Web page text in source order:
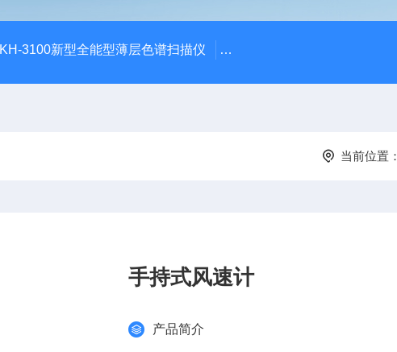
KH-3100新型全能型薄层色谱扫描仪 DGJ-03电工技术实验装置
当前位置：
手持式风速计
产品简介